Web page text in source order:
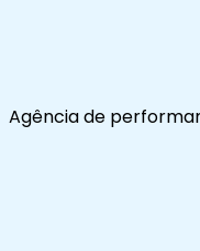
Agência de